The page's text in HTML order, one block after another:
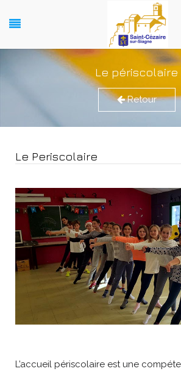
Le périscolaire
Retour
Le Periscolaire
L’accueil périscolaire est une